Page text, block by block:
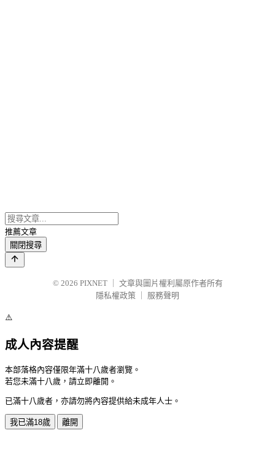
推薦文章
關閉搜尋
© 2026 PIXNET
文章與圖片權利屬原作者所有
隱私權政策
服務聲明
⚠️
成人內容提醒
本部落格內容僅限年滿十八歲者瀏覽。
若您未滿十八歲，請立即離開。
已滿十八歲者，亦請勿將內容提供給未成年人士。
我已滿18歲 離開